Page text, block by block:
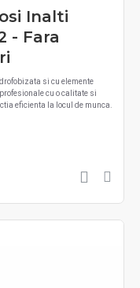
Inalti
- Fara
si cu elemente
cu o calitate si
eficienta la locul de munca.